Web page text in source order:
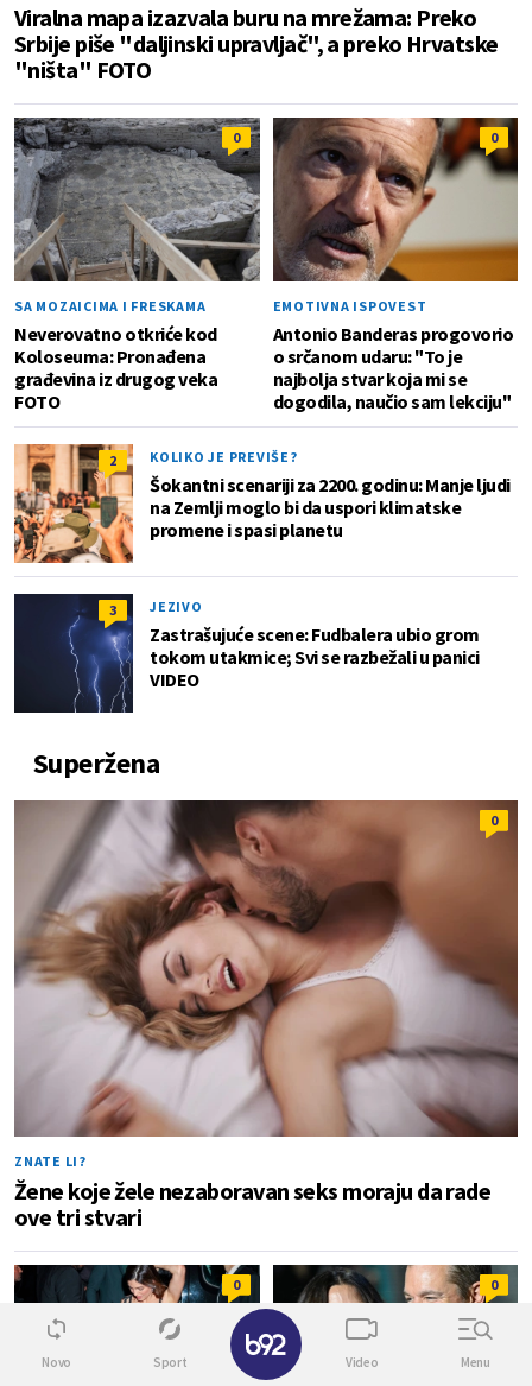
Viralna mapa izazvala buru na mrežama: Preko
Srbije piše "daljinski upravljač", a preko Hrvatske
"ništa" FOTO
0
SA MOZAICIMA I FRESKAMA
Neverovatno otkriće kod
Koloseuma: Pronađena
građevina iz drugog veka
FOTO
0
EMOTIVNA ISPOVEST
Antonio Banderas progovorio
o srčanom udaru: "To je
najbolja stvar koja mi se
dogodila, naučio sam lekciju"
2 KOLIKO JE PREVIŠE?
Šokantni scenariji za 2200. godinu: Manje ljudi
na Zemlji moglo bi da uspori klimatske
promene i spasi planetu
3 JEZIVO
Zastrašujuće scene: Fudbalera ubio grom
tokom utakmice; Svi se razbežali u panici
VIDEO
Superžena
0
ZNATE LI?
Žene koje žele nezaboravan seks moraju da rade
ove tri stvari
0 0
Novo Sport Video Menu
✕